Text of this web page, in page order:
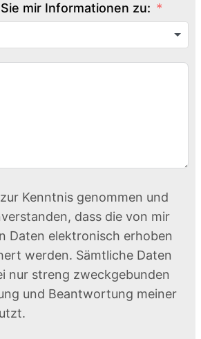
mir Informationen zu:
Kenntnis genommen und
dass die von mir
Daten elektronisch erhoben
werden. Sämtliche Daten
nur streng zweckgebunden
und Beantwortung meiner